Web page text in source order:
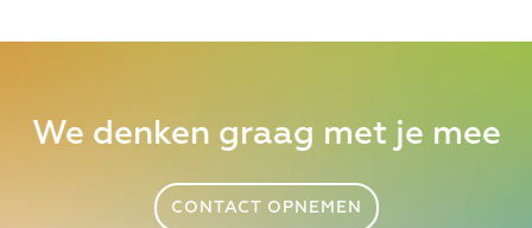
We denken graag met je mee
CONTACT OPNEMEN